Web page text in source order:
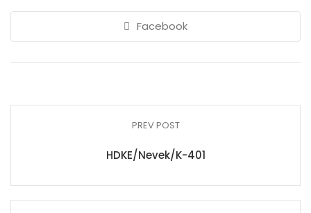
Facebook
PREV POST
HDKE/Nevek/K-401